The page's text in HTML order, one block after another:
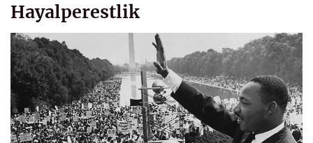
Hayalperestlik